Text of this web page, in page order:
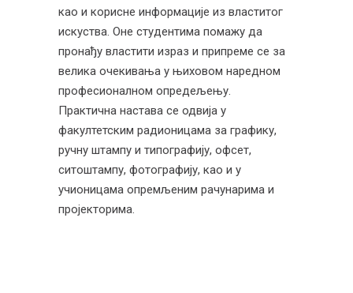
као и корисне информације из властитог
искуства. Оне студентима помажу да
пронађу властити израз и припреме се за
велика очекивања у њиховом наредном
професионалном опредељењу.
Практична настава се одвија у
факултетским радионицама за графику,
ручну штампу и типографију, офсет,
ситоштампу, фотографију, као и у
учионицама опремљеним рачунарима и
пројекторима.